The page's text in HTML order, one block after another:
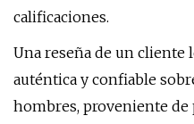
calificaciones.
Una reseña de un
auténtica y confiable
hombres, proveniente de